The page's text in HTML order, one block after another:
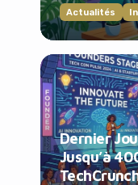
Actualités
Dernier
Jusqu’à